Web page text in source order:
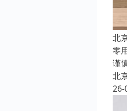
北
零
谨
北
26-